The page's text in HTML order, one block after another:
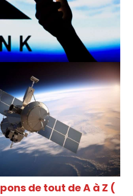
de tout de A à Z (